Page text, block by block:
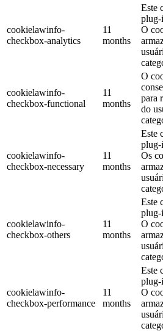
cookielawinfo-
checkbox-analytics
11
months
Este
plug-
O
cookielawinfo-
checkbox-functional
11
months
O
para
do
cookielawinfo-
checkbox-necessary
11
months
Este
plug-
Os
cookielawinfo-
checkbox-others
11
months
Este
plug-
O
cookielawinfo-
checkbox-performance
11
months
Este
plug-
O